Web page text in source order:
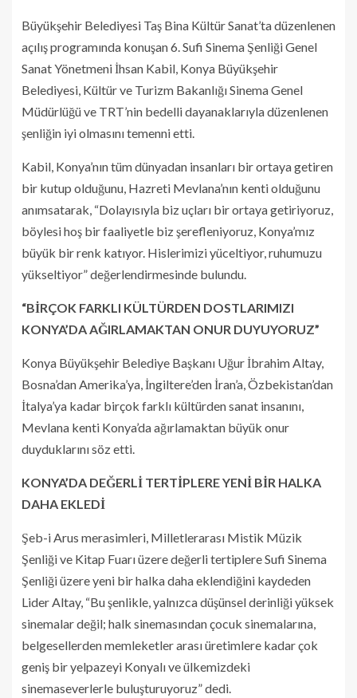
Büyükşehir Belediyesi Taş Bina Kültür Sanat’ta düzenlenen
açılış programında konuşan 6. Sufi Sinema Şenliği Genel
Sanat Yönetmeni İhsan Kabil, Konya Büyükşehir
Belediyesi, Kültür ve Turizm Bakanlığı Sinema Genel
Müdürlüğü ve TRT’nin bedelli dayanaklarıyla düzenlenen
şenliğin iyi olmasını temenni etti.
Kabil, Konya’nın tüm dünyadan insanları bir ortaya getiren
bir kutup olduğunu, Hazreti Mevlana’nın kenti olduğunu
anımsatarak, “Dolayısıyla biz uçları bir ortaya getiriyoruz,
böylesi hoş bir faaliyetle biz şerefleniyoruz, Konya’mız
büyük bir renk katıyor. Hislerimizi yüceltiyor, ruhumuzu
yükseltiyor” değerlendirmesinde bulundu.
“BİRÇOK FARKLI KÜLTÜRDEN DOSTLARIMIZI
KONYA’DA AĞIRLAMAKTAN ONUR DUYUYORUZ”
Konya Büyükşehir Belediye Başkanı Uğur İbrahim Altay,
Bosna’dan Amerika’ya, İngiltere’den İran’a, Özbekistan’dan
İtalya’ya kadar birçok farklı kültürden sanat insanını,
Mevlana kenti Konya’da ağırlamaktan büyük onur
duyduklarını söz etti.
KONYA’DA DEĞERLİ TERTİPLERE YENİ BİR HALKA
DAHA EKLEDİ
Şeb-i Arus merasimleri, Milletlerarası Mistik Müzik
Şenliği ve Kitap Fuarı üzere değerli tertiplere Sufi Sinema
Şenliği üzere yeni bir halka daha eklendiğini kaydeden
Lider Altay, “Bu şenlikle, yalnızca düşünsel derinliği yüksek
sinemalar değil; halk sinemasından çocuk sinemalarına,
belgesellerden memleketler arası üretimlere kadar çok
geniş bir yelpazeyi Konyalı ve ülkemizdeki
sinemaseverlerle buluşturuyoruz” dedi.